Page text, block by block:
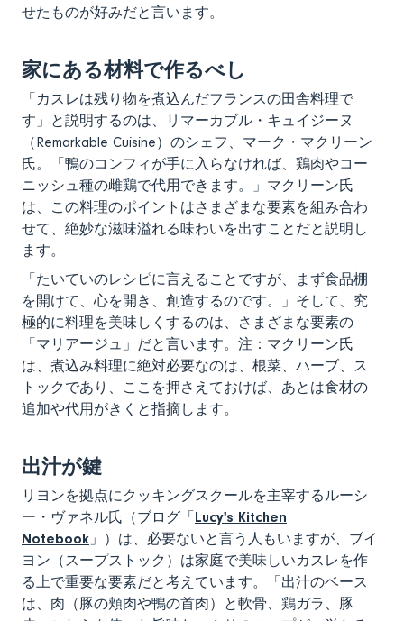
せたものが好みだと言います。
家にある材料で作るべし
「カスレは残り物を煮込んだフランスの田舎料理で
す」と説明するのは、リマーカブル・キュイジーヌ
（Remarkable Cuisine）のシェフ、マーク・マクリーン
氏。「鴨のコンフィが手に入らなければ、鶏肉やコー
ニッシュ種の雌鶏で代用できます。」マクリーン氏
は、この料理のポイントはさまざまな要素を組み合わ
せて、絶妙な滋味溢れる味わいを出すことだと説明し
ます。
「たいていのレシピに言えることですが、まず食品棚
を開けて、心を開き、創造するのです。」そして、究
極的に料理を美味しくするのは、さまざまな要素の
「マリアージュ」だと言います。注：マクリーン氏
は、煮込み料理に絶対必要なのは、根菜、ハーブ、ス
トックであり、ここを押さえておけば、あとは食材の
追加や代用がきくと指摘します。
出汁が鍵
リヨンを拠点にクッキングスクールを主宰するルーシ
ー・ヴァネル氏（ブログ「 Lucy's Kitchen
Notebook 」）は、必要ないと言う人もいますが、ブイ
ヨン（スープストック）は家庭で美味しいカスレを作
る上で重要な要素だと考えています。「出汁のベース
は、肉（豚の頬肉や鴨の首肉）と軟骨、鶏ガラ、豚